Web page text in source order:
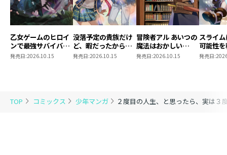
TOP コミックス 少年マンガ ２度目の人生、と思ったら、実は３
乙女ゲームのヒロイ
ンで最強サバイバル
@COMIC 第9巻
発売日:2026.10.15
没落予定の貴族だけ
ど、暇だったから魔
法を極めてみた
発売日:2026.10.15
冒険者アル あいつの
魔法はおかしい
@COMIC 第5巻
発売日:2026.10.15
スライ
可能性
～２回
発売日: